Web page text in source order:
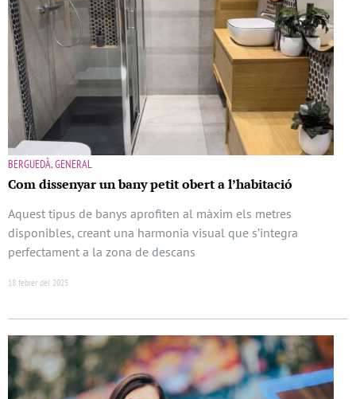
BERGUEDÀ, GENERAL
Com dissenyar un bany petit obert a l’habitació
Aquest tipus de banys aprofiten al màxim els metres
disponibles, creant una harmonia visual que s’integra
perfectament a la zona de descans
18 febrer del 2025